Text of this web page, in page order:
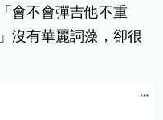
會不會彈吉他不重
沒有華麗詞藻，卻很